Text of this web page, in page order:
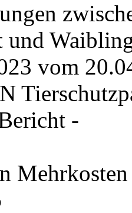
und
vom
-